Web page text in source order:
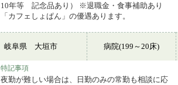
10年等 記念品あり） ※退職金・食事補助あり
「カフェしょぱん」の優遇あります。
岐阜県 大垣市 病院(199～20床)
特記事項
夜勤が難しい場合は、日勤のみの常勤も相談に応